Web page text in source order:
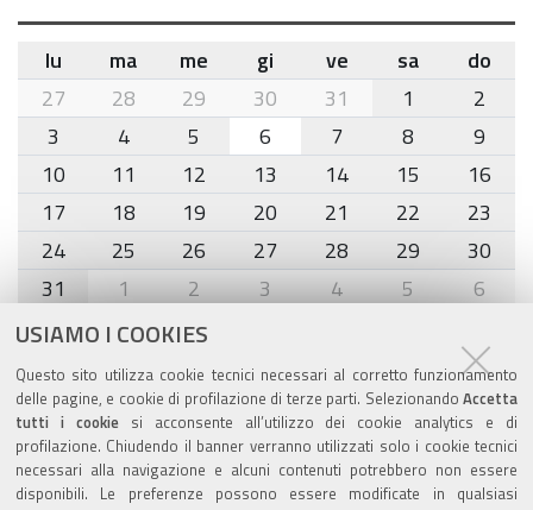
USIAMO I COOKIES
Questo sito utilizza cookie tecnici necessari al corretto funzionamento
delle pagine, e cookie di profilazione di terze parti. Selezionando Accetta
tutti i cookiesi acconsente all’utilizzo dei cookie analytics e di
profilazione. Chiudendo il banner verranno utilizzati solo i cookie tecnici
necessari alla navigazione e alcuni contenuti potrebbero non essere
disponibili. Le preferenze possono essere modificate in qualsiasi
month-
8
lu ma me gi ve sa
do
27
28 29 30 31 1
2
3
4 5 6 7 8
9
10
11 12 13 14 15
16
17
18 19 20 21 22
23
24
25 26 27 28 29
30
31
1 2 3 4 5 6
Agenda eventi
torna alla sezione